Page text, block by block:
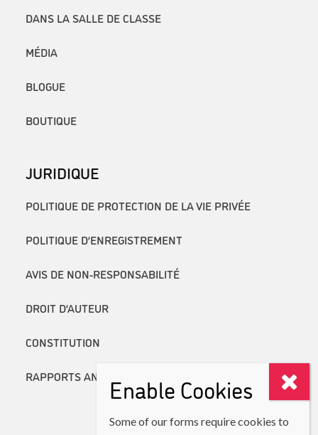
DANS LA SALLE DE CLASSE
MÉDIA
BLOGUE
BOUTIQUE
JURIDIQUE
POLITIQUE DE PROTECTION DE LA VIE PRIVÉE
POLITIQUE D’ENREGISTREMENT
AVIS DE NON-RESPONSABILITÉ
DROIT D’AUTEUR
CONSTITUTION
RAPPORTS ANNUELSEnable Cookies
Some of our forms require cookies to